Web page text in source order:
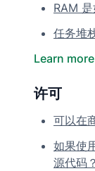
RAM
任务堆
Learn more
许可
可以在
如果使
源代码？